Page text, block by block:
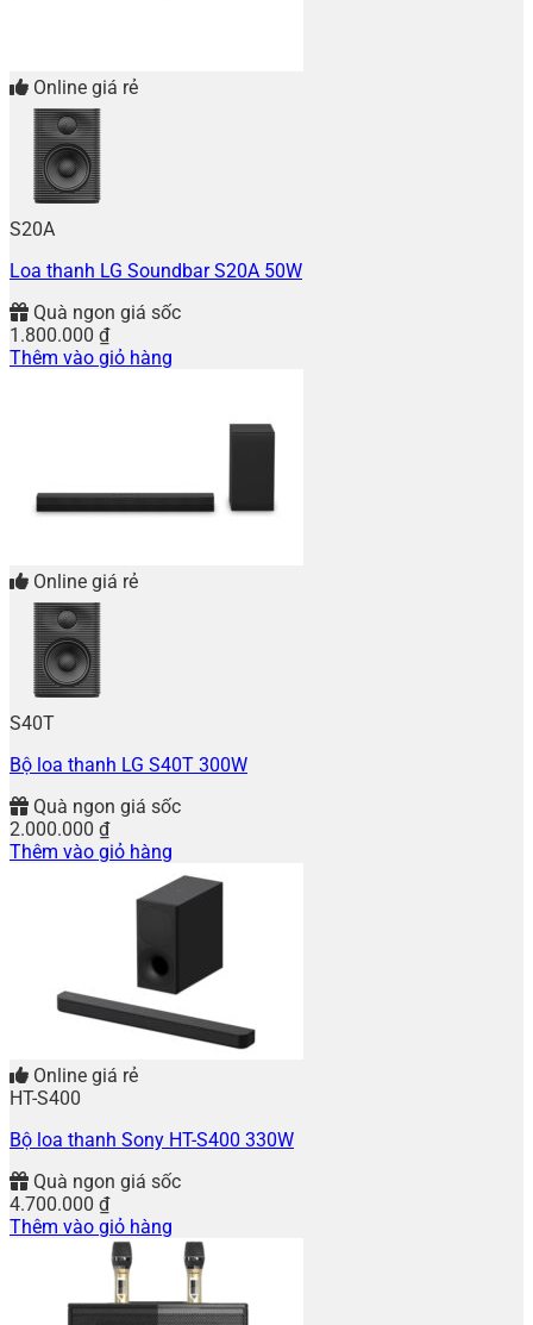
Online giá rẻ
S20A
Loa thanh LG Soundbar S20A 50W
Quà ngon giá sốc
1.800.000 ₫
Thêm vào giỏ hàng
Online giá rẻ
S40T
Bộ loa thanh LG S40T 300W
Quà ngon giá sốc
2.000.000 ₫
Thêm vào giỏ hàng
Online giá rẻ
HT-S400
Bộ loa thanh Sony HT-S400 330W
Quà ngon giá sốc
4.700.000 ₫
Thêm vào giỏ hàng